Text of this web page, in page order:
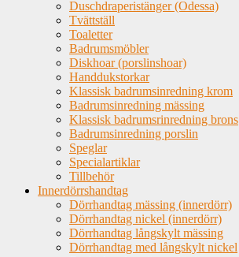
Duschdraperistänger (Odessa)
Tvättställ
Toaletter
Badrumsmöbler
Diskhoar (porslinshoar)
Handdukstorkar
Klassisk badrumsinredning krom
Badrumsinredning mässing
Klassisk badrumsrinredning brons
Badrumsinredning porslin
Speglar
Specialartiklar
Tillbehör
Innerdörrshandtag
Dörrhandtag mässing (innerdörr)
Dörrhandtag nickel (innerdörr)
Dörrhandtag långskylt mässing
Dörrhandtag med långskylt nickel